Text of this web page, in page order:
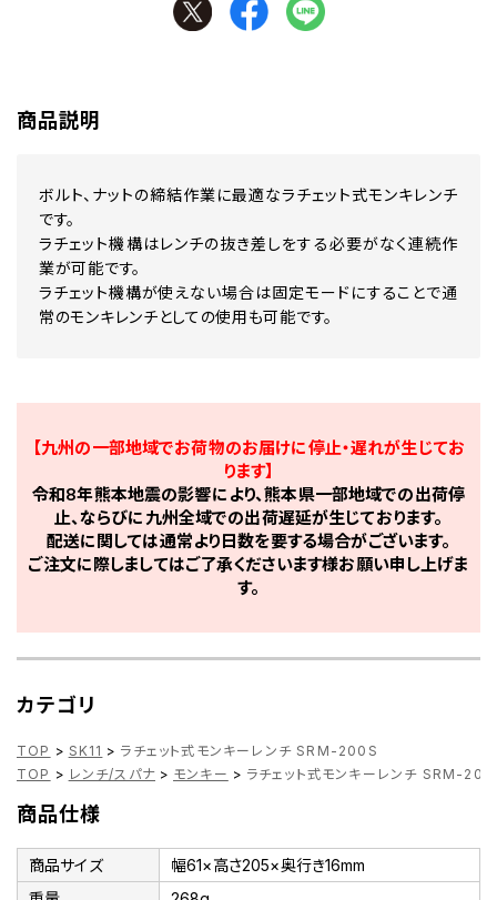
商品説明
ボルト、ナットの締結作業に最適なラチェット式モンキレンチ
です。
ラチェット機構はレンチの抜き差しをする必要がなく連続作
業が可能です。
ラチェット機構が使えない場合は固定モードにすることで通
常のモンキレンチとしての使用も可能です。
【九州の一部地域でお荷物のお届けに停止・遅れが生じてお
ります】
令和8年熊本地震の影響により、熊本県一部地域での出荷停
止、ならびに九州全域での出荷遅延が生じております。
配送に関しては通常より日数を要する場合がございます。
ご注文に際しましてはご了承くださいます様お願い申し上げま
す。
カテゴリ
TOP > SK11 > ラチェット式モンキーレンチ SRM-200S
TOP > レンチ/スパナ > モンキー > ラチェット式モンキーレンチ SRM-
商品仕様
商品サイズ
幅61×高さ205×奥行き16mm